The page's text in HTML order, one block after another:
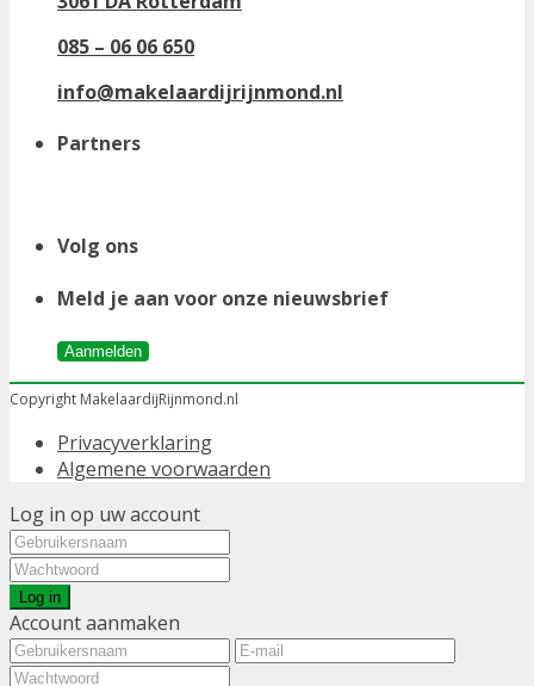
085 – 06 06 650
info@makelaardijrijnmond.nl
Partners
Volg ons
Meld je aan voor onze nieuwsbrief
Aanmelden
Copyright MakelaardijRijnmond.nl
Privacyverklaring
Algemene voorwaarden
Log in op uw account
Log in
Account aanmaken